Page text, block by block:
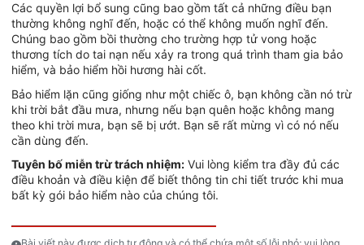
Các quyền lợi bổ sung cũng bao gồm tất cả những điều bạn
thường không nghĩ đến, hoặc có thể không muốn nghĩ đến.
Chúng bao gồm bồi thường cho trường hợp tử vong hoặc
thương tích do tai nạn nếu xảy ra trong quá trình tham gia bảo
hiểm, và bảo hiểm hồi hương hài cốt.
Bảo hiểm lặn cũng giống như một chiếc ô, bạn không cần nó trừ
khi trời bắt đầu mưa, nhưng nếu bạn quên hoặc không mang
theo khi trời mưa, bạn sẽ bị ướt. Bạn sẽ rất mừng vì có nó nếu
cần dùng đến.
Tuyên bố miễn trừ trách nhiệm: Vui lòng kiểm tra đầy đủ các
điều khoản và điều kiện để biết thông tin chi tiết trước khi mua
bất kỳ gói bảo hiểm nào của chúng tôi.